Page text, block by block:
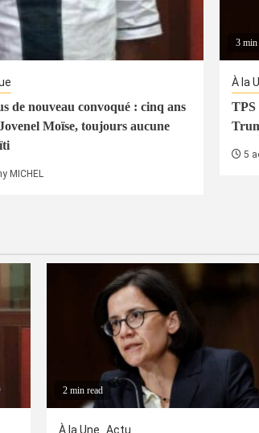
de nouveau convoqué : cinq ans
Moïse, toujours aucune
MICHEL
3 min
À la
TPS
5
2 min read
À la Une Actu